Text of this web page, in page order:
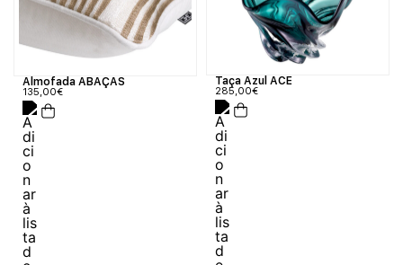
Almofada ABAÇAS
135,00€
Taça Azul ACE
285,00€